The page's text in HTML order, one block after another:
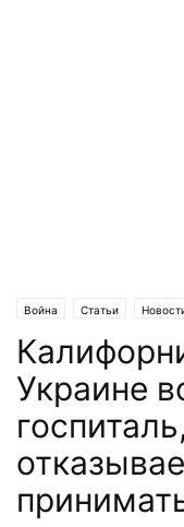
Война Статьи
Украине